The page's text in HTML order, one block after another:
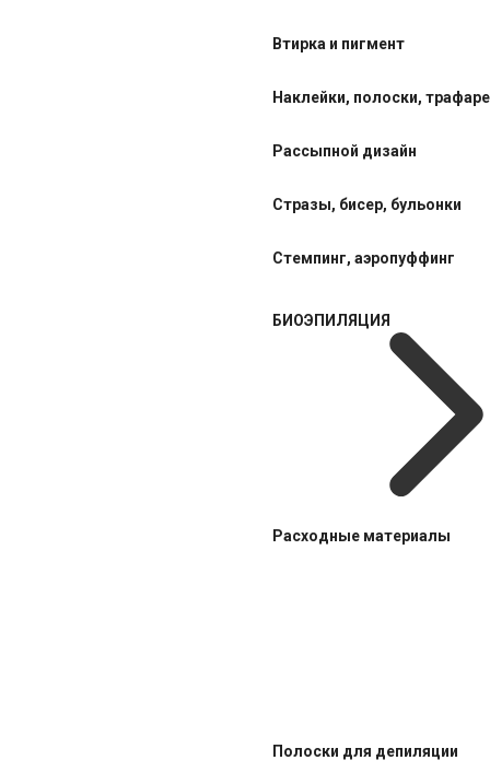
Втирка и пигмент
Наклейки, полоски,
Рассыпной дизайн
Стразы, бисер, бульонки
Стемпинг, аэропуффинг
БИОЭПИЛЯЦИЯ
Расходные материалы
Полоски для депиляции